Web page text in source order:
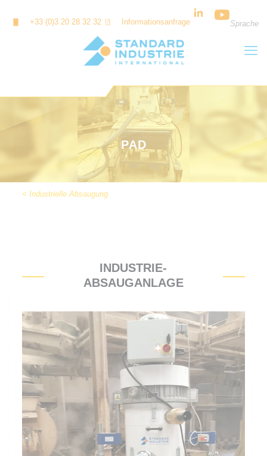
+33 (0)3 20 28 32 32 Informationsanfrage Sprache
PAD
< Industrielle Absaugung
INDUSTRIE-
ABSAUGANLAGE